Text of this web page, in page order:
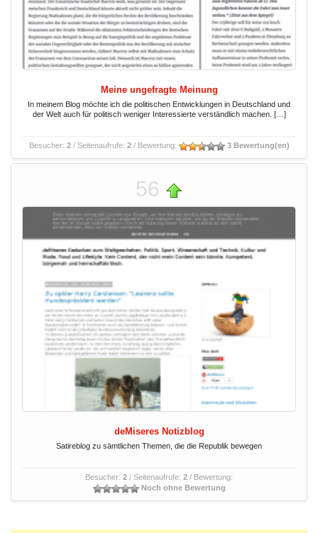
Meine ungefragte Meinung
In meinem Blog möchte ich die politischen Entwicklungen in Deutschland und
der Welt auch für politisch weniger Interessierte verständlich machen. […]
Besucher: 2/ Seitenaufrufe: 2/ Bewertung: 3 Bewertung(en)
56
deMiseres Notizblog
Satireblog zu sämtlichen Themen, die die Republik bewegen
Besucher: 2 / Seitenaufrufe: 2 / Bewertung:
Noch ohne Bewertung